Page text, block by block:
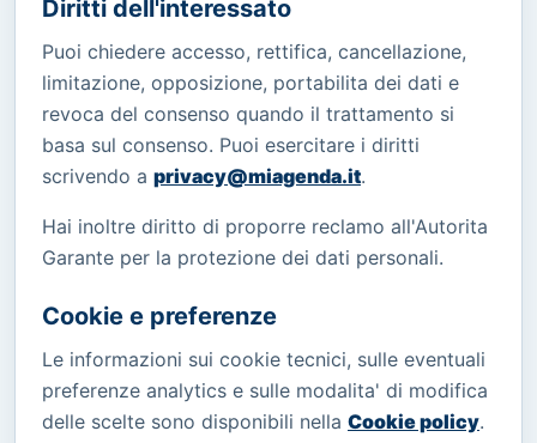
Diritti dell'interessato
Puoi chiedere accesso, rettifica, cancellazione,
limitazione, opposizione, portabilita dei dati e
revoca del consenso quando il trattamento si
basa sul consenso. Puoi esercitare i diritti
scrivendo a privacy@miagenda.it.
Hai inoltre diritto di proporre reclamo all'Autorita
Garante per la protezione dei dati personali.
Cookie e preferenze
Le informazioni sui cookie tecnici, sulle eventuali
preferenze analytics e sulle modalita' di modifica
delle scelte sono disponibili nella Cookie policy.